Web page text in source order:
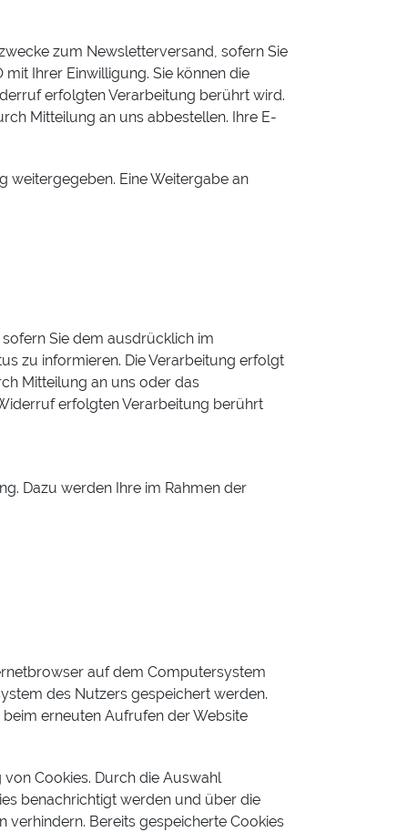
zum Newsletterversand, sofern Sie
Ihrer Einwilligung. Sie können die
erfolgten Verarbeitung berührt wird.
Mitteilung an uns abbestellen. Ihre E-
weitergegeben. Eine Weitergabe an
Sie dem ausdrücklich im
zu informieren. Die Verarbeitung erfolgt
Mitteilung an uns oder das
erfolgten Verarbeitung berührt
Dazu werden Ihre im Rahmen der
auf dem Computersystem
des Nutzers gespeichert werden.
erneuten Aufrufen der Website
Cookies. Durch die Auswahl
benachrichtigt werden und über die
verhindern. Bereits gespeicherte Cookies